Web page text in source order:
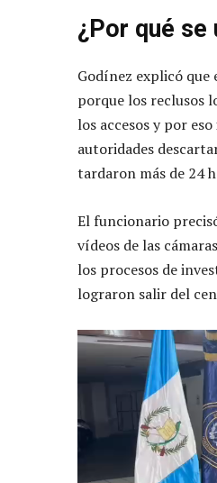
¿Por qué se
Godínez explicó que
porque los reclusos
los accesos y por
autoridades
tardaron más de 24
El funcionario
vídeos de las
los procesos de
lograron salir del